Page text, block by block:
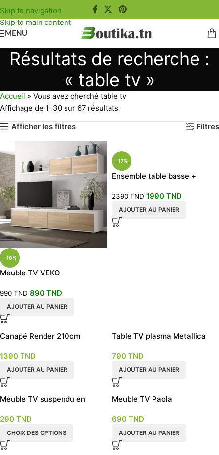
Skip to navigation
Skip to main content
MENU
Résultats de recherche :
« table tv »
Accueil » Vous avez cherché table tv
Affichage de 1–30 sur 67 résultats
Afficher les filtres
Filtres
-10%
Meuble TV VEKO
990TND 890 TND
AJOUTER AU PANIER
-17%
Ensemble table basse +
2390TND 1990 TND
AJOUTER AU PANIER
Canapé Render 210cm
1390 TND
AJOUTER AU PANIER
Table TV plasma Metallica
790 TND
AJOUTER AU PANIER
Meuble TV suspendu en
290 TND
CHOIX DES OPTIONS
Meuble TV Paola
690 TND
AJOUTER AU PANIER